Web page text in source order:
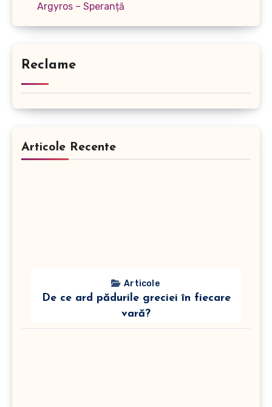
Argyros – Speranță
Reclame
Articole Recente
Articole
De ce ard pădurile greciei în fiecare
vară?